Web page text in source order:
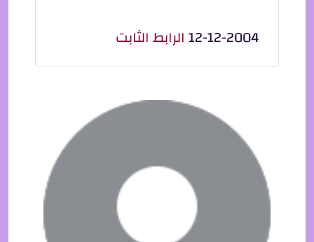
12-12-2004الرابط الثابت